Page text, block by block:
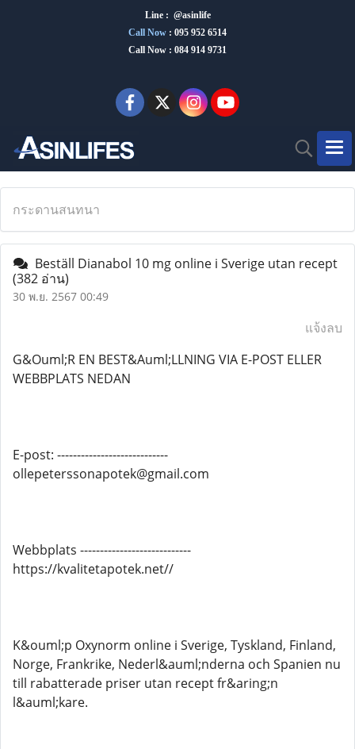
Line : @asinlife
Call Now : 095 952 6514
Call Now : 084 914 9731
กระดานสนทนา
Beställ Dianabol 10 mg online i Sverige utan recept
(382 อ่าน)
30 พ.ย. 2567 00:49
แจ้งลบ
G&Ouml;R EN BEST&Auml;LLNING VIA E-POST ELLER
WEBBPLATS NEDAN
E-post: ----------------------------
ollepeterssonapotek@gmail.com
Webbplats ----------------------------
https://kvalitetapotek.net//
K&ouml;p Oxynorm online i Sverige, Tyskland, Finland,
Norge, Frankrike, Nederl&auml;nderna och Spanien nu
till rabatterade priser utan recept fr&aring;n
l&auml;kare.